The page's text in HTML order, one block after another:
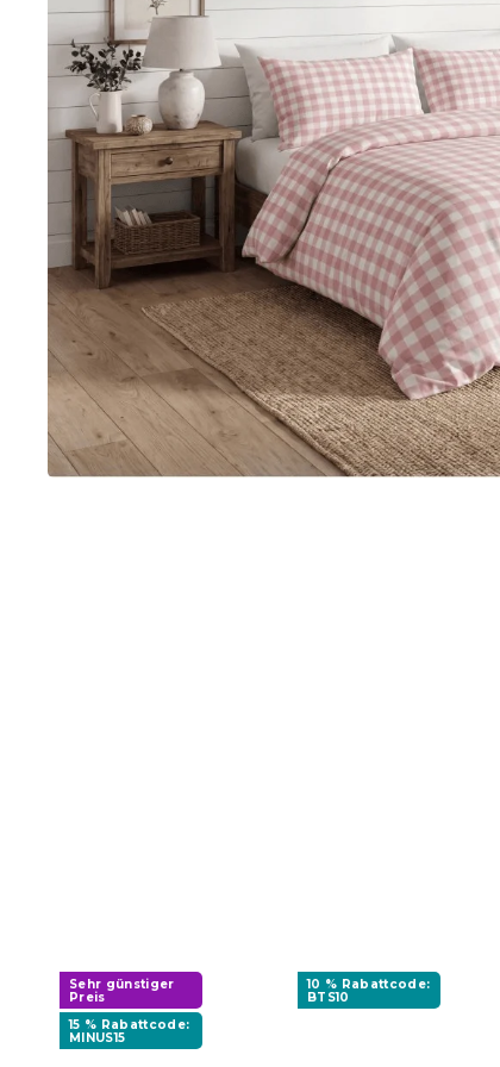
Sehr günstiger
Preis
15 % Rabattcode:
MINUS15
10 % Rabattcode:
BTS10